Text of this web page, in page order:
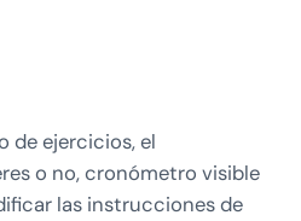
de ejercicios, el
o no, cronómetro visible
las instrucciones de